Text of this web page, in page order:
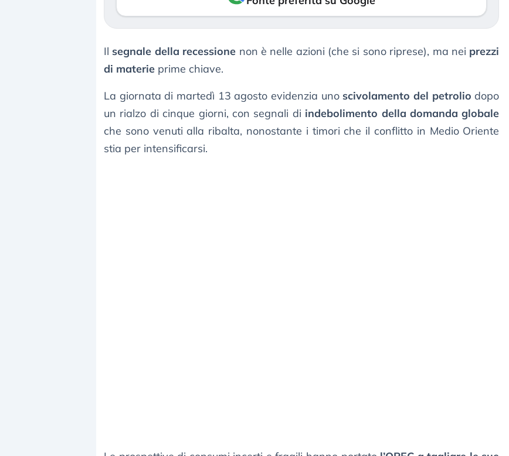
Il segnale della recessione non è nelle azioni (che si sono riprese), ma nei prezzi
di materie prime chiave.
La giornata di martedì 13 agosto evidenzia uno scivolamento del petrolio dopo
un rialzo di cinque giorni, con segnali di indebolimento della domanda globale
che sono venuti alla ribalta, nonostante i timori che il conflitto in Medio Oriente
stia per intensificarsi.